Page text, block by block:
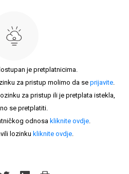
je pretplatnicima.
za pristup molimo da se prijavite.
za pristup ili je pretplata istekla,
se pretplatiti.
odnosa kliknite ovdje.
lozinku kliknite ovdje.